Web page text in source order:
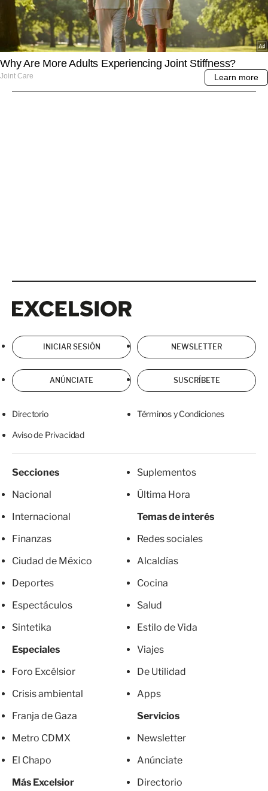
INICIAR SESIÓN NEWSLETTER
ANÚNCIATE SUSCRÍBETE
Directorio Términos y Condiciones
Aviso de Privacidad
Secciones
Nacional
Internacional
Finanzas
Ciudad de México
Deportes
Espectáculos
Sintetika
Especiales
Foro Excélsior
Crisis ambiental
Franja de Gaza
Metro CDMX
El Chapo
Más Excelsior
Suplementos
Última Hora
Temas de interés
Redes sociales
Alcaldías
Cocina
Salud
Estilo de Vida
Viajes
De Utilidad
Apps
Servicios
Newsletter
Anúnciate
Directorio